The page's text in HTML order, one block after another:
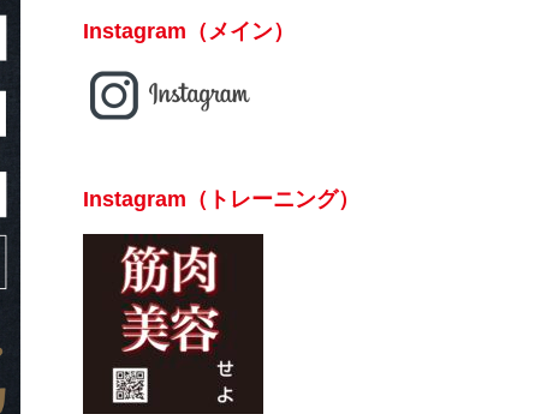
Instagram（メイン）
Instagram（トレーニング）